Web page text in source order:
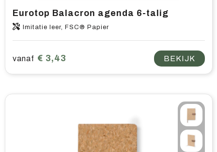
Eurotop Balacron agenda 6-talig
Imitatie leer, FSC® Papier
vanaf € 3,43 BEKIJK